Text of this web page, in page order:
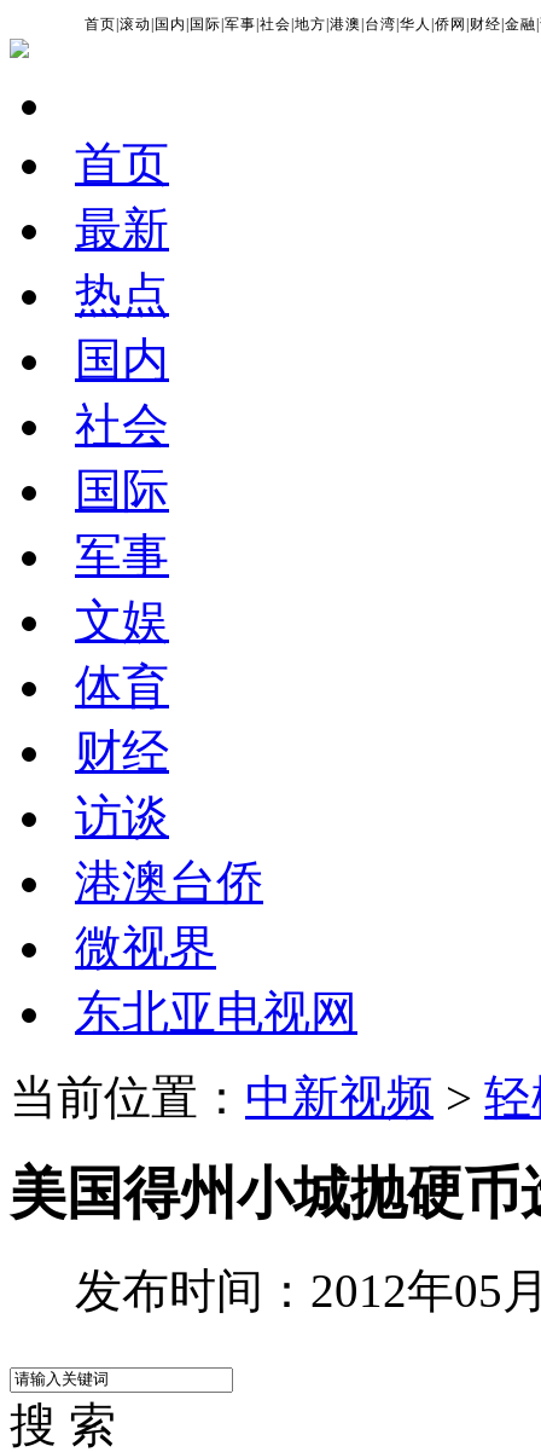
首页 |滚动 国内 国际 |军事 |社会 |地方 |港澳 台湾 |华人 |侨网 财经 |金融 |
首页
最新
热点
国内
社会
国际
军事
文娱
体育
财经
访谈
港澳台侨
微视界
东北亚电视网
当前位置： 中新视频 >
美国得州小城抛硬币
发布时间：2012年05
搜 索